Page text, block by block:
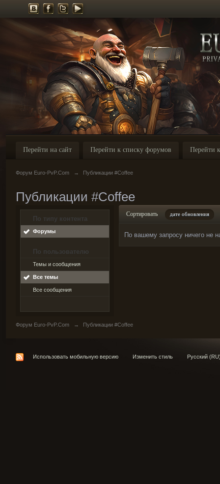
Перейти на сайт Перейти к списку форумов Перейти
Форум Euro-PvP.Com → Публикации #Coffee
Публикации #Coffee
По типу контента
Форумы
По пользователю
Темы и сообщения
Все темы
Все сообщения
Сортировать дате обновления
По вашему запросу ничего не
Форум Euro-PvP.Com → Публикации #Coffee
Использовать мобильную версию Изменить стиль Русский